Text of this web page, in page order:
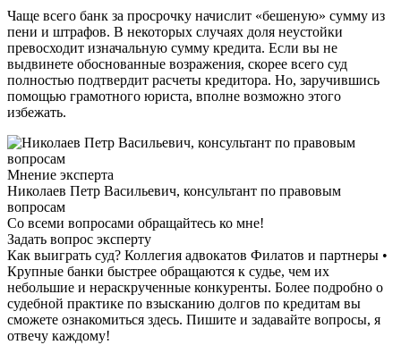
Чаще всего банк за просрочку начислит «бешеную» сумму из
пени и штрафов. В некоторых случаях доля неустойки
превосходит изначальную сумму кредита. Если вы не
выдвинете обоснованные возражения, скорее всего суд
полностью подтвердит расчеты кредитора. Но, заручившись
помощью грамотного юриста, вполне возможно этого
избежать.
Мнение эксперта
Николаев Петр Васильевич, консультант по правовым
вопросам
Со всеми вопросами обращайтесь ко мне!
Задать вопрос эксперту
Как выиграть суд? Коллегия адвокатов Филатов и партнеры •
Крупные банки быстрее обращаются к судье, чем их
небольшие и нераскрученные конкуренты. Более подробно о
судебной практике по взысканию долгов по кредитам вы
сможете ознакомиться здесь. Пишите и задавайте вопросы, я
отвечу каждому!